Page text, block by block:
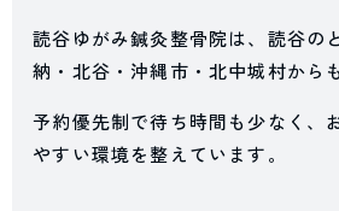
読谷ゆがみ鍼灸整骨院は、読谷の
納・北谷・沖縄市・北中城村から
予約優先制で待ち時間も少なく、
やすい環境を整えています。